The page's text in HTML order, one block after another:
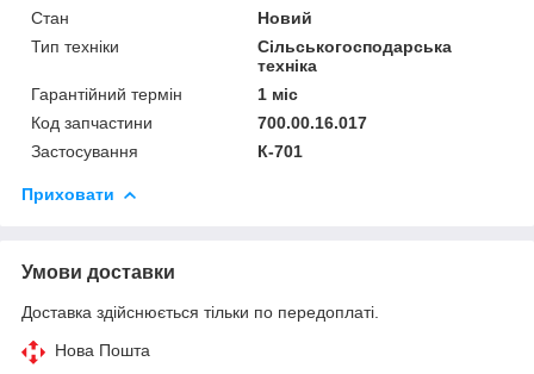
Стан
Новий
Тип техніки
Сільськогосподарська
техніка
Гарантійний термін
1 міс
Код запчастини
700.00.16.017
Застосування
К-701
Приховати
Умови доставки
Доставка здійснюється тільки по передоплаті.
Нова Пошта